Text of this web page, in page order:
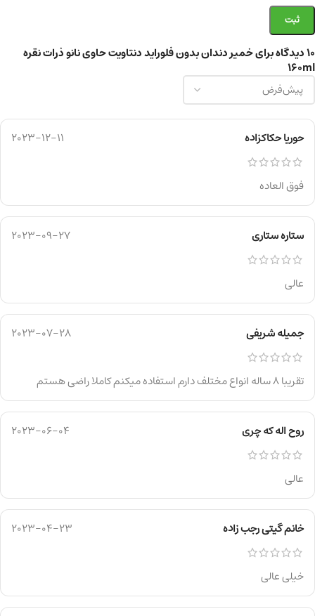
10 دیدگاه برای خمیر دندان بدون فلوراید دنتاویت حاوی نانو ذرات نقره
160ml
حوریا حکاکزاده 2023-12-11
فوق العاده
ستاره ستاری 2023-09-27
عالی
جمیله شریفی 2023-07-28
تقریبا ۸ ساله انواع مختلف دارم استفاده میکنم کاملا راضی هستم
روح اله که چری 2023-06-04
عالی
خانم گیتی رجب زاده 2023-04-23
خیلی عالی